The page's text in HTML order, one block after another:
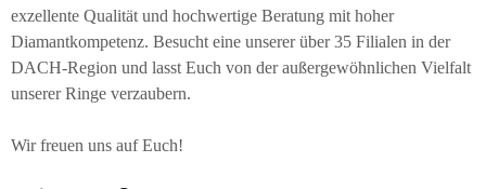
exzellente Qualität und hochwertige Beratung mit hoher
Diamantkompetenz. Besucht eine unserer über 35 Filialen in der
DACH-Region und lasst Euch von der außergewöhnlichen Vielfalt
unserer Ringe verzaubern.
Wir freuen uns auf Euch!